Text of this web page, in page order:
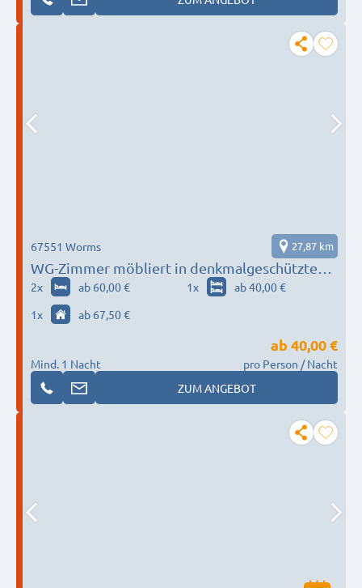
WG-Zimmer möbliert in denkmalgeschütztem
Fachwerkhaus
67551 Worms 27,87 km
2x ab 60,00 € 1x
ab 40,00 €
1x ab 67,50 €
Mind. 1 Nacht
ab 40,00 €
pro Person / Nacht
ZUM ANGEBOT